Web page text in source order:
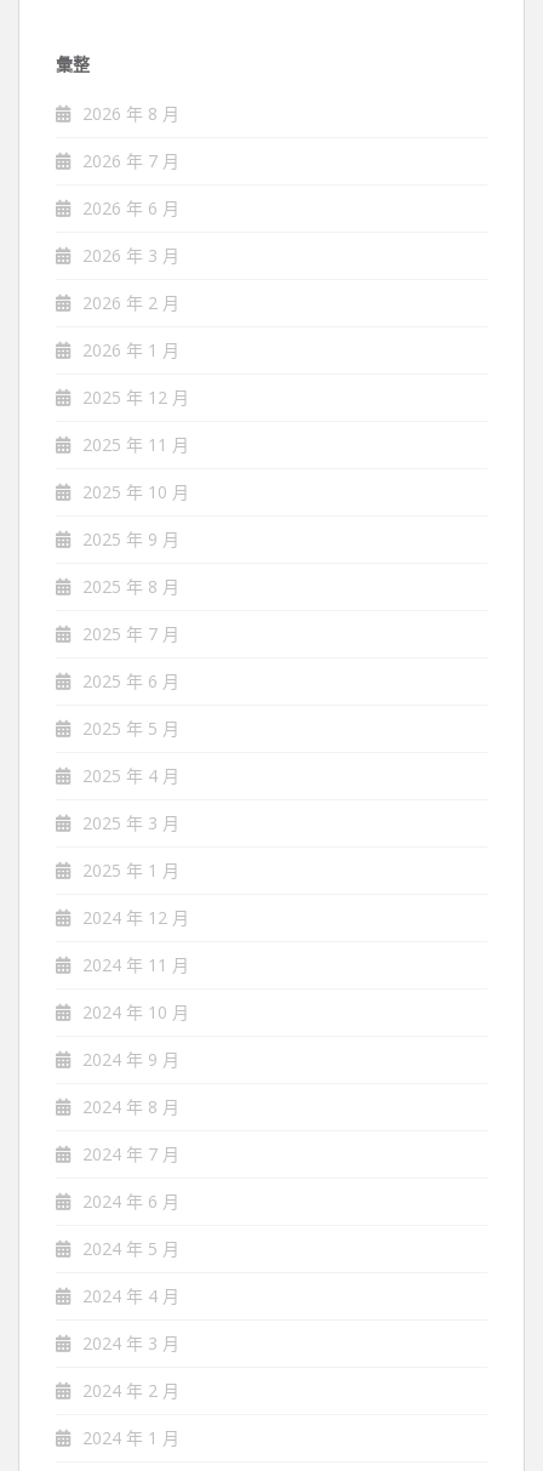
彙整
2026 年 8 月
2026 年 7 月
2026 年 6 月
2026 年 3 月
2026 年 2 月
2026 年 1 月
2025 年 12 月
2025 年 11 月
2025 年 10 月
2025 年 9 月
2025 年 8 月
2025 年 7 月
2025 年 6 月
2025 年 5 月
2025 年 4 月
2025 年 3 月
2025 年 1 月
2024 年 12 月
2024 年 11 月
2024 年 10 月
2024 年 9 月
2024 年 8 月
2024 年 7 月
2024 年 6 月
2024 年 5 月
2024 年 4 月
2024 年 3 月
2024 年 2 月
2024 年 1 月